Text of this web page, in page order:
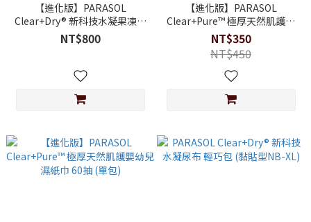
【進化版】PARASOL
Clear+Dry® 新科技水凝果凍褲
禮盒組 (褲型尿布L-XXL)
NT$800
【進化版】PARASOL
Clear+Pure™ 極厚天然肌護嬰
幼兒濕紙巾 60抽 (3入/袋)
NT$350
NT$450